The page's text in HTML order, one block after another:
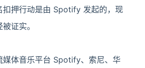
扣押行动是由 Spotify 发起的，现
证实。
媒体音乐平台 Spotify、索尼、华